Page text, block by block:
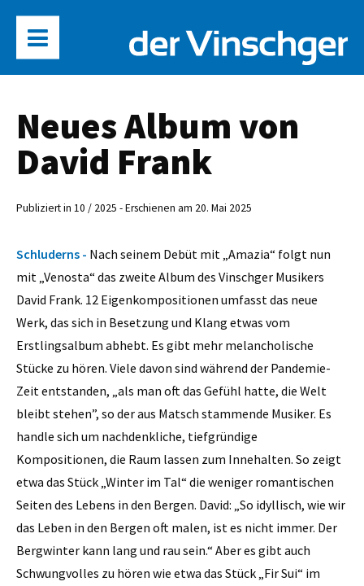
Neues Album von
David Frank
Publiziert in 10 / 2025 - Erschienen am 20. Mai 2025
Schluderns - Nach seinem Debüt mit „Amazia“ folgt nun
mit „Venosta“ das zweite Album des Vinschger Musikers
David Frank. 12 Eigenkompositionen umfasst das neue
Werk, das sich in Besetzung und Klang etwas vom
Erstlingsalbum abhebt. Es gibt mehr melancholische
Stücke zu hören. Viele davon sind während der Pandemie-
Zeit entstanden, „als man oft das Gefühl hatte, die Welt
bleibt stehen”, so der aus Matsch stammende Musiker. Es
handle sich um nachdenkliche, tiefgründige
Kompositionen, die Raum lassen zum Innehalten. So zeigt
etwa das Stück „Winter im Tal“ die weniger romantischen
Seiten des Lebens in den Bergen. David: „So idyllisch, wie wir
das Leben in den Bergen oft malen, ist es nicht immer. Der
Bergwinter kann lang und rau sein.“ Aber es gibt auch
Schwungvolles zu hören wie etwa das Stück „Fir Sui“ im